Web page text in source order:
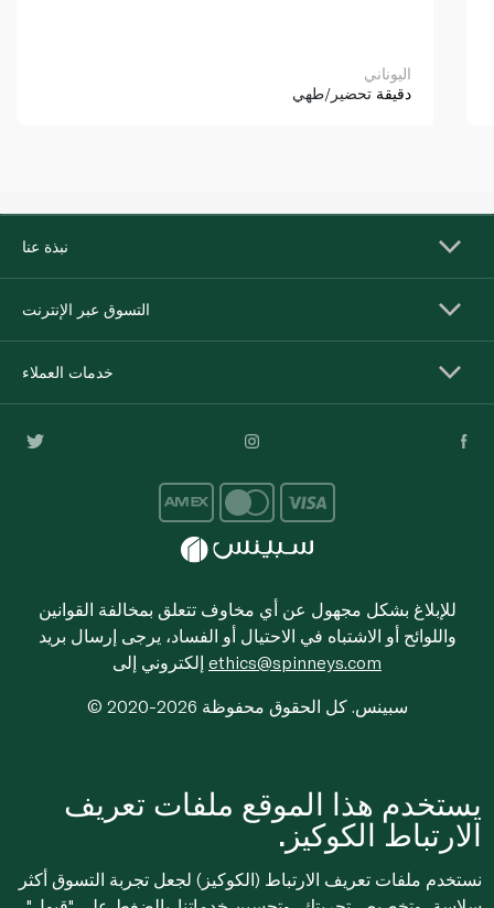
اليوناني
دقيقة تحضير/طهي
نبذة عنا
التسوق عبر الإنترنت
خدمات العملاء
للإبلاغ بشكل مجهول عن أي مخاوف تتعلق بمخالفة القوانين
واللوائح أو الاشتباه في الاحتيال أو الفساد، يرجى إرسال بريد
ethics@spinneys.com
© 2020-2026 سبينس. كل الحقوق محفوظة
يستخدم هذا الموقع ملفات تعريف
الارتباط الكوكيز.
نستخدم ملفات تعريف الارتباط (الكوكيز) لجعل تجربة التسوق أكثر